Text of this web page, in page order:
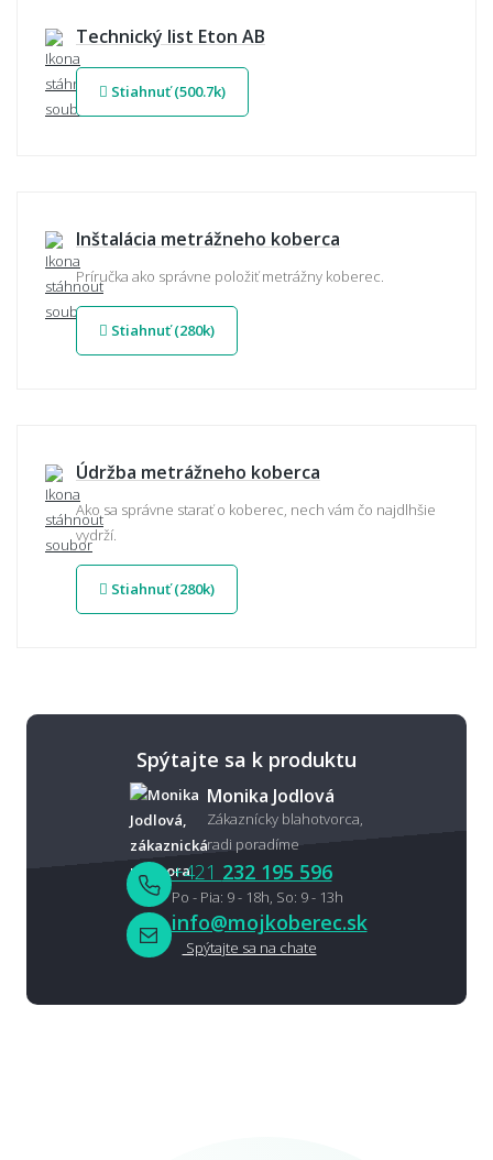
Technický list Eton AB
Stiahnuť (500.7k)
Inštalácia metrážneho koberca
Príručka ako správne položiť metrážny koberec.
Stiahnuť (280k)
Údržba metrážneho koberca
Ako sa správne starať o koberec, nech vám čo najdlhšie
vydrží.
Stiahnuť (280k)
Spýtajte sa k produktu
Monika Jodlová
Zákaznícky blahotvorca,
radi poradíme
+421 232 195 596
Po - Pia: 9 - 18h, So: 9 - 13h
info@mojkoberec.sk
Spýtajte sa na chate